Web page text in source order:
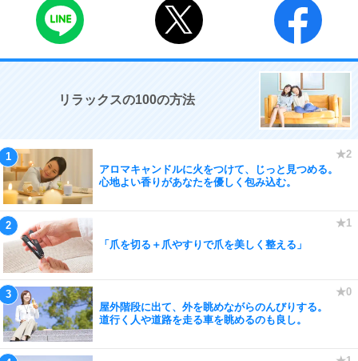
リラックスの100の方法
アロマキャンドルに火をつけて、じっと見つめる。
心地よい香りがあなたを優しく包み込む。
「爪を切る＋爪やすりで爪を美しく整える」
屋外階段に出て、外を眺めながらのんびりする。
道行く人や道路を走る車を眺めるのも良し。